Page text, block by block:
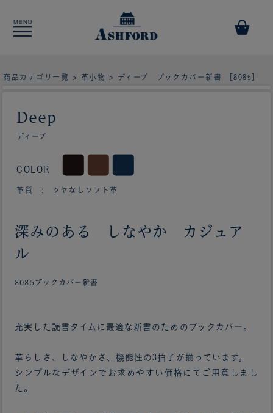
商品カテゴリ一覧 > 革小物 > ディープ ブックカバー新書 ［8085］
Deep
ディープ
COLOR
革質 : ツヤなしソフト革
深みのある しなやか カジュア
ル
8085ブックカバー新書
充実した読書タイムに最適な新書のためのブックカバー。
革らしさ、しなやかさ、機能性の3拍子が揃っています。
シンプルなデザインでお求めやすい価格にてご用意しまし
た。